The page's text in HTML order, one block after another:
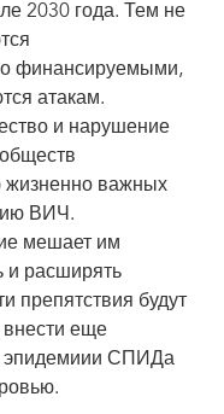
2030 года. Тем не
финансируемыми,
атакам.
и нарушение
жизненно важных
ВИЧ.
мешает им
и расширять
препятствия будут
внести еще
эпидемиии СПИДа